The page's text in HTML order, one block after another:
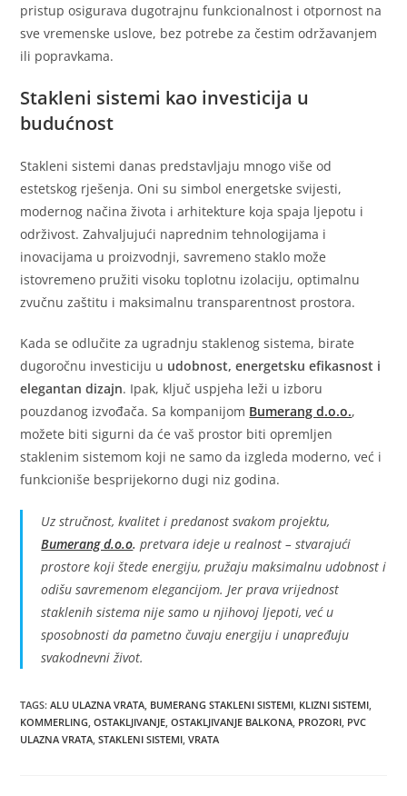
pristup osigurava dugotrajnu funkcionalnost i otpornost na
sve vremenske uslove, bez potrebe za čestim održavanjem
ili popravkama.
Stakleni sistemi kao investicija u
budućnost
Stakleni sistemi danas predstavljaju mnogo više od
estetskog rješenja. Oni su simbol energetske svijesti,
modernog načina života i arhitekture koja spaja ljepotu i
održivost. Zahvaljujući naprednim tehnologijama i
inovacijama u proizvodnji, savremeno staklo može
istovremeno pružiti visoku toplotnu izolaciju, optimalnu
zvučnu zaštitu i maksimalnu transparentnost prostora.
Kada se odlučite za ugradnju staklenog sistema, birate
dugoročnu investiciju u udobnost, energetsku efikasnost i
elegantan dizajn. Ipak, ključ uspjeha leži u izboru
pouzdanog izvođača. Sa kompanijom Bumerang d.o.o.,
možete biti sigurni da će vaš prostor biti opremljen
staklenim sistemom koji ne samo da izgleda moderno, već i
funkcioniše besprijekorno dugi niz godina.
Uz stručnost, kvalitet i predanost svakom projektu,
Bumerang d.o.o. pretvara ideje u realnost – stvarajući
prostore koji štede energiju, pružaju maksimalnu udobnost i
odišu savremenom elegancijom. Jer prava vrijednost
staklenih sistema nije samo u njihovoj ljepoti, već u
sposobnosti da pametno čuvaju energiju i unapređuju
svakodnevni život.
TAGS:ALU ULAZNA VRATA BUMERANG STAKLENI SISTEMI KLIZNI SISTEMI
KOMMERLING OSTAKLJIVANJE OSTAKLJIVANJE BALKONA PROZORI PVC
ULAZNA VRATA STAKLENI SISTEMI VRATA